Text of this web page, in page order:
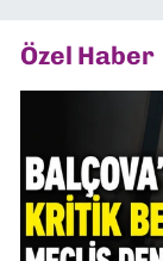
Özel Haber